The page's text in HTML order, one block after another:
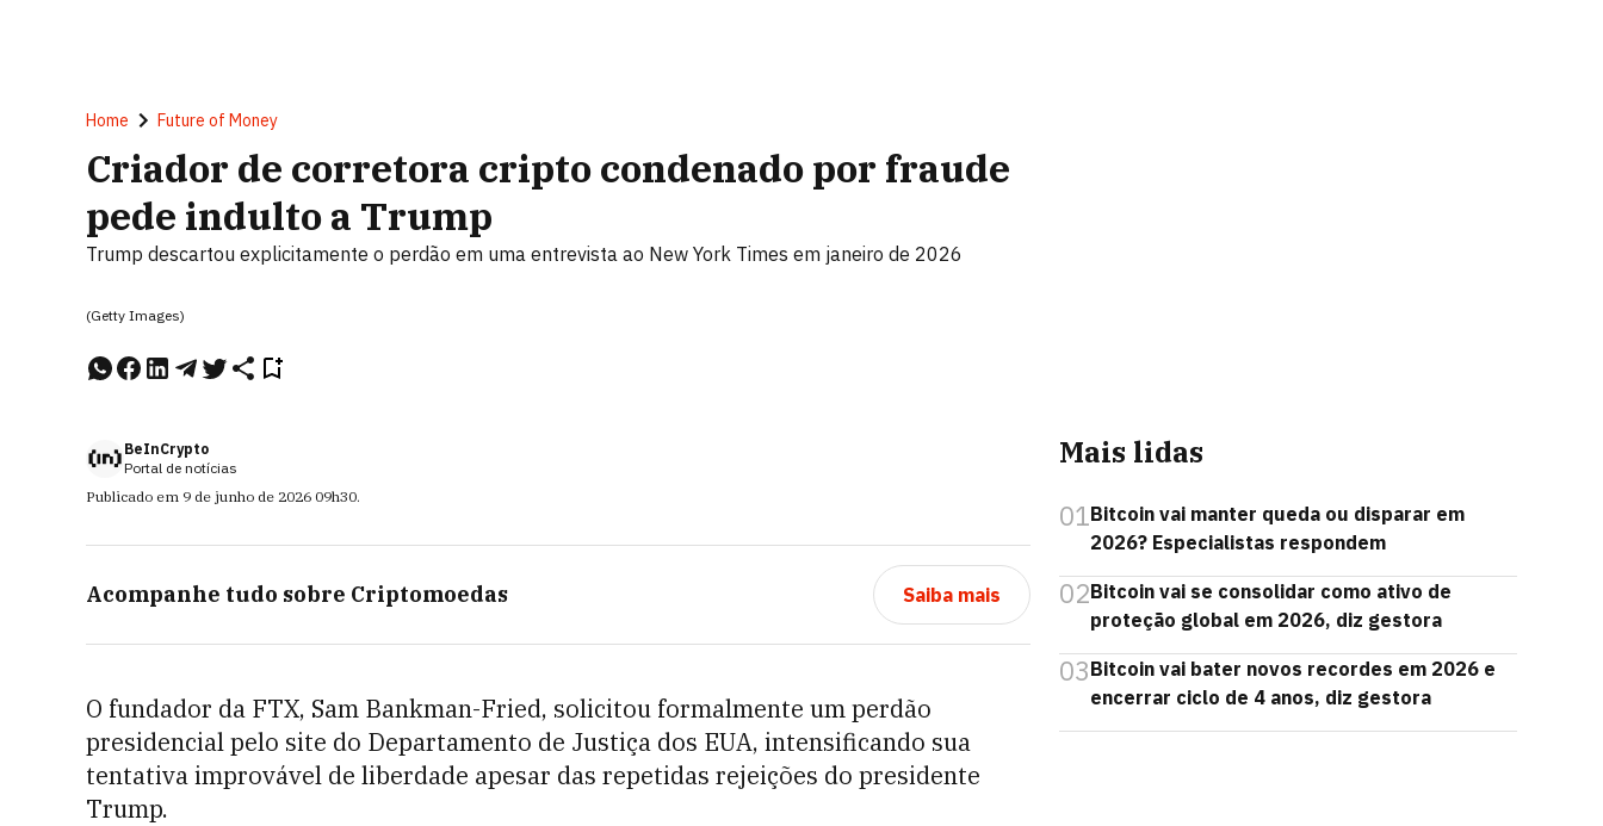
Home Future of Money
Criador de corretora cripto condenado por fraude
pede indulto a Trump
Trump descartou explicitamente o perdão em uma entrevista ao New York Times em janeiro de 2026
(Getty Images)
BeInCrypto
Portal de notícias
Publicado em 9 de junho de 2026 09h30.
Acompanhe tudo sobre Criptomoedas Saiba mais
O fundador da FTX, Sam Bankman-Fried, solicitou formalmente um perdão
presidencial pelo site do Departamento de Justiça dos EUA, intensificando sua
tentativa improvável de liberdade apesar das repetidas rejeições do presidente
Trump.
Mais lidas
01Bitcoin vai manter queda ou disparar em
2026? Especialistas respondem
02Bitcoin vai se consolidar como ativo de
proteção global em 2026, diz gestora
03Bitcoin vai bater novos recordes em 2026 e
encerrar ciclo de 4 anos, diz gestora